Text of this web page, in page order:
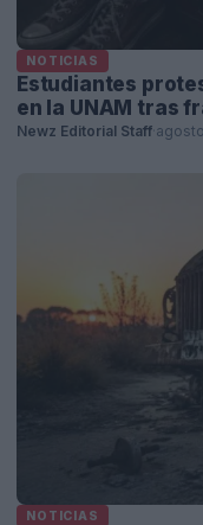
NOTICIAS
Estudiantes
en la UNAM tras
Newz Editorial Staff
NOTICIAS